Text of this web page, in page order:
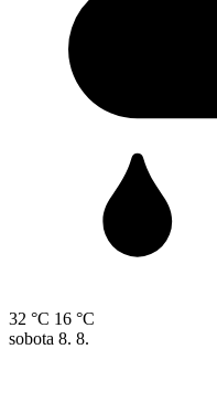
32 °C 16 °C
sobota 8. 8.